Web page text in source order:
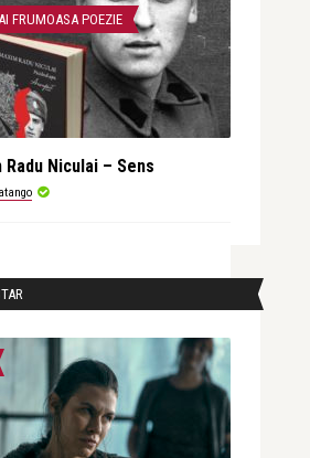
FRUMOASA POEZIE
Radu Niculai – Sens